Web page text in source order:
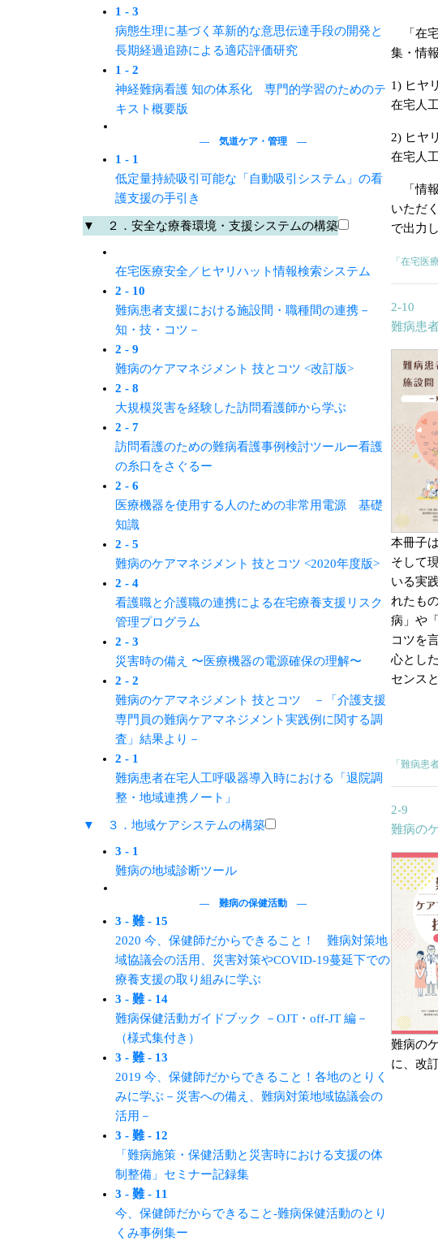
1 - 3
病態生理に基づく革新的な意思伝達手段の開発と
長期経過追跡による適応評価研究
1 - 2
神経難病看護 知の体系化 専門的学習のためのテ
キスト概要版
― 気道ケア・管理 ―
1 - 1
低定量持続吸引可能な「自動吸引システム」の看
護支援の手引き
▼ ２．安全な療養環境・支援システムの構築
在宅医療安全／ヒヤリハット情報検索システム
2 - 10
難病患者支援における施設間・職種間の連携－
知・技・コツ－
2 - 9
難病のケアマネジメント 技とコツ <改訂版>
2 - 8
大規模災害を経験した訪問看護師から学ぶ
2 - 7
訪問看護のための難病看護事例検討ツールー看護
の糸口をさぐるー
2 - 6
医療機器を使用する人のための非常用電源 基礎
知識
2 - 5
難病のケアマネジメント 技とコツ <2020年度版>
2 - 4
看護職と介護職の連携による在宅療養支援リスク
管理プログラム
2 - 3
災害時の備え 〜医療機器の電源確保の理解〜
2 - 2
難病のケアマネジメント 技とコツ －「介護支援
専門員の難病ケアマネジメント実践例に関する調
査」結果より－
2 - 1
難病患者在宅人工呼吸器導入時における「退院調
整・地域連携ノート」
▼ ３．地域ケアシステムの構築
3 - 1
難病の地域診断ツール
― 難病の保健活動 ―
3 - 難 - 15
2020 今、保健師だからできること！ 難病対策地
域協議会の活用、災害対策やCOVID-19蔓延下での
療養支援の取り組みに学ぶ
3 - 難 - 14
難病保健活動ガイドブック －OJT・off-JT 編－
（様式集付き）
3 - 難 - 13
2019 今、保健師だからできること！各地のとりく
みに学ぶ－災害への備え、難病対策地域協議会の
活用－
3 - 難 - 12
「難病施策・保健活動と災害時における⽀援の体
制整備」セミナー記録集
3 - 難 - 11
今、保健師だからできること-難病保健活動のとり
くみ事例集ー
「在宅
集・情
1) ヒヤ
在宅人
2) ヒヤ
在宅人
「情報
いただ
で出力
「在宅医
2-10
難病患
本冊子
そして
いる実
れたも
病」や
コツを
心とし
センス
「難病患
2-9
難病の
難病の
に、改